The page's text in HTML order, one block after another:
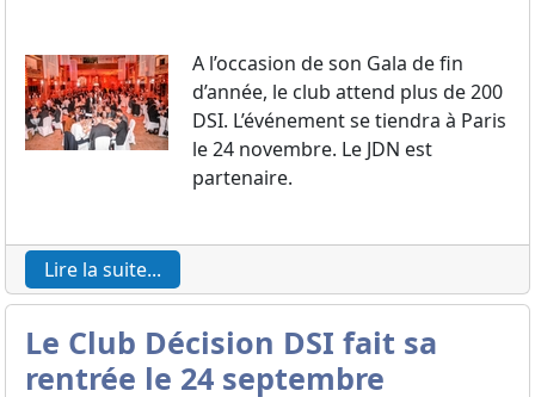
A l’occasion de son Gala de fin
d’année, le club attend plus de 200
DSI. L’événement se tiendra à Paris
le 24 novembre. Le JDN est
partenaire.
Lire la suite...
Le Club Décision DSI fait sa
rentrée le 24 septembre